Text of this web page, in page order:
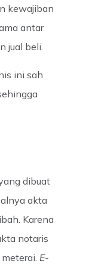
kewajiban
antar
jual beli.
ini sah
dibuat
akta
Karena
notaris
E-